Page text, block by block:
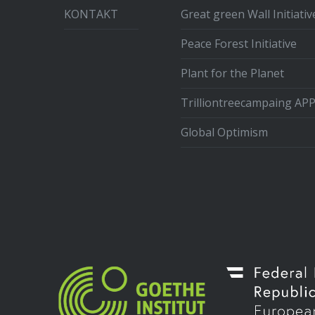
KONTAKT
Great green Wall
Peace Forest Initiative
Plant for the Planet
Trilliontreecampaing APP
Global Optimism